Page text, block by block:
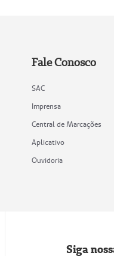
Fale Conosco
SAC
Imprensa
Central de Marcações
Aplicativo
Ouvidoria
Siga